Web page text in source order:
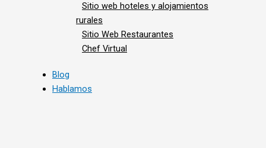
Sitio web hoteles y alojamientos
rurales
Sitio Web Restaurantes
Chef Virtual
Blog
Hablamos